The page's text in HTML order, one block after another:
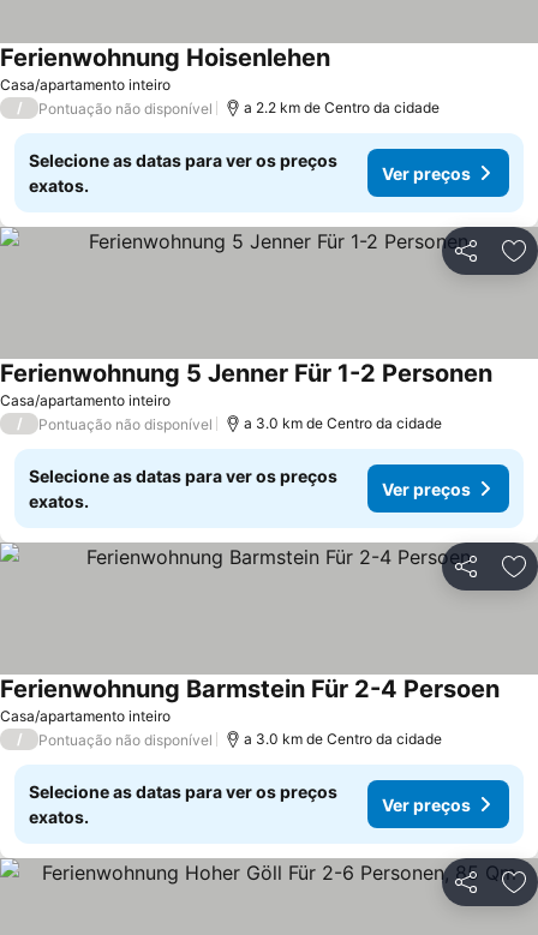
Casa/apartamento inteiro
Ferienwohnung Hoisenlehen
/ Pontuação não disponível a 2.2 km de Centro da cidade
Selecione as datas para ver os preços
exatos.
Ver preços
Partilhar
Casa/apartamento inteiro
Ferienwohnung 5 Jenner Für 1-2 Personen
/ Pontuação não disponível a 3.0 km de Centro da cidade
Selecione as datas para ver os preços
exatos.
Ver preços
Partilhar
Casa/apartamento inteiro
Ferienwohnung Barmstein Für 2-4 Persoen
/ Pontuação não disponível a 3.0 km de Centro da cidade
Selecione as datas para ver os preços
exatos.
Ver preços
Partilhar